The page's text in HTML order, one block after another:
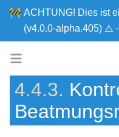
🚧 ACHTUNG! Dies ist
(v4.0.0-alpha.405) ⚠
4.4.3.